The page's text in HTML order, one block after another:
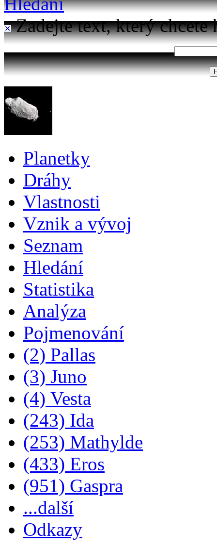
Zadejte text, který chcete
Planetky
Dráhy
Vlastnosti
Vznik a vývoj
Seznam
Hledání
Statistika
Analýza
Pojmenování
(2) Pallas
(3) Juno
(4) Vesta
(243) Ida
(253) Mathylde
(433) Eros
(951) Gaspra
...další
Odkazy